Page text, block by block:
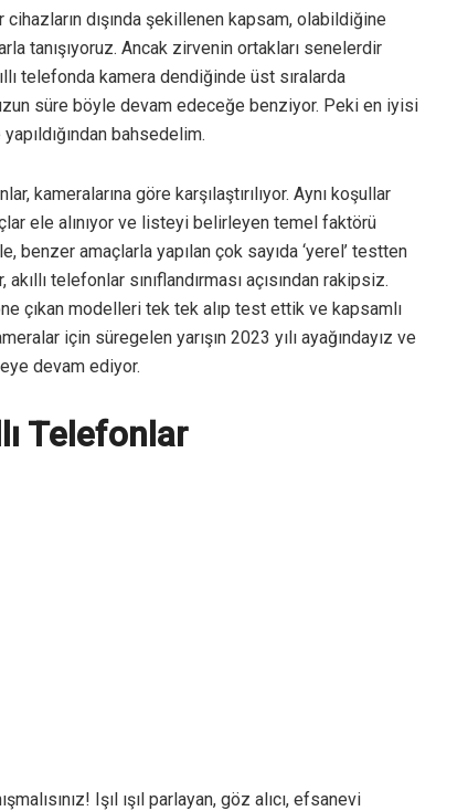
dışında şekillenen kapsam, olabildiğine
tanışıyoruz. Ancak zirvenin ortakları senelerdir
telefonda kamera dendiğinde üst sıralarda
süre böyle devam edeceğe benziyor. Peki en iyisi
bahsedelim.
kameralarına göre karşılaştırılıyor. Aynı koşullar
ele alınıyor ve listeyi belirleyen temel faktörü
benzer amaçlarla yapılan çok sayıda ‘yerel’ testten
telefonlar sınıflandırması açısından rakipsiz.
çıkan modelleri tek tek alıp test ettik ve kapsamlı
için süregelen yarışın 2023 yılı ayağındayız ve
devam ediyor.
Telefonlar
Işıl ışıl parlayan, göz alıcı, efsanevi